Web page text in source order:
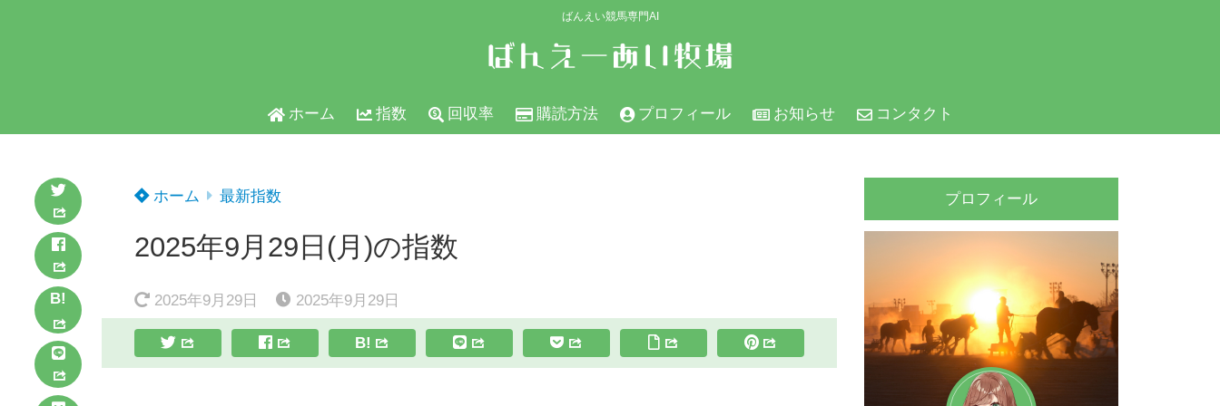
ばんえい競馬専門AI
ホーム 指数 回収率 購読方法 プロフィール お知らせ コンタクト
B!
ホーム 最新指数
2025年9月29日(月)の指数
2025年9月29日 2025年9月29日
B!
プロフィール